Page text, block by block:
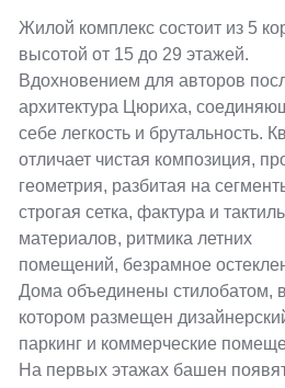
Жилой комплекс состоит из 5
высотой от 15 до 29 этажей.
Вдохновением для авторов
архитектура Цюриха,
себе легкость и брутальность.
отличает чистая композиция,
геометрия, разбитая на
строгая сетка, фактура и
материалов, ритмика летних
помещений, безрамное
Дома объединены стилобатом, в
котором размещен
паркинг и коммерческие
На первых этажах башен